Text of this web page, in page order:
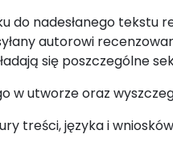
do nadesłanego
autorowi
się poszczególne
w utworze oraz
treści, języka i